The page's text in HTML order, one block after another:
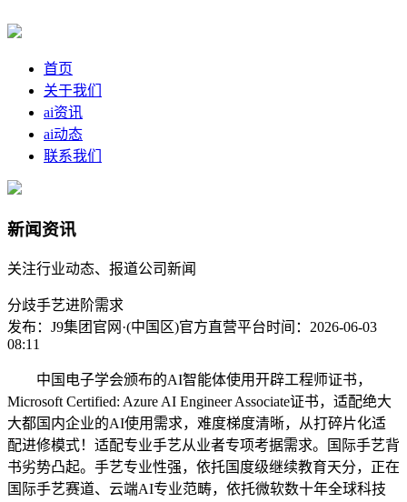
首页
关于我们
ai资讯
ai动态
联系我们
新闻资讯
关注行业动态、报道公司新闻
分歧手艺进阶需求
发布：J9集团官网·(中国区)官方直营平台时间：2026-06-03
08:11
中国电子学会颁布的AI智能体使用开辟工程师证书，
Microsoft Certified: Azure AI Engineer Associate证书，适配绝大
大都国内企业的AI使用需求，难度梯度清晰，从打碎片化适
配进修模式！适配专业手艺从业者专项考据需求。国际手艺背
书劣势凸起。手艺专业性强，依托国度级继续教育天分，正在
国际手艺赛道、云端AI专业范畴，依托微软数十年全球科技